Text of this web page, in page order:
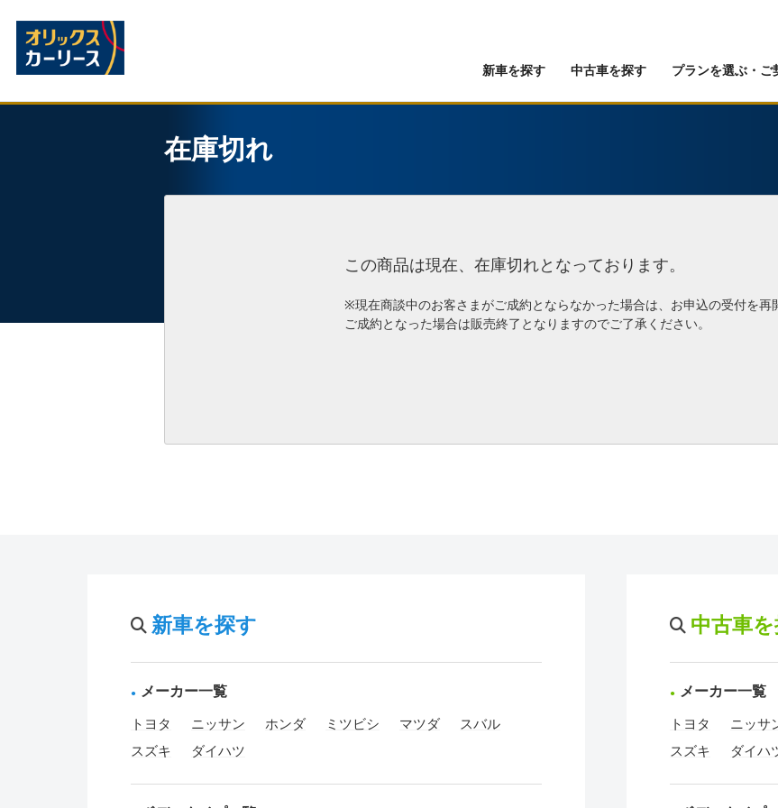
新車を探す 中古車を探す プランを選ぶ・ご
在庫切れ
この商品は現在、在庫切れとなっております。
※現在商談中のお客さまがご成約とならなかった場合は、お申込の受付を再
ご成約となった場合は販売終了となりますのでご了承ください。
新車を探す
メーカー一覧
トヨタ ニッサン ホンダ ミツビシ マツダ
スバル
スズキ
ダイハツ
中古車
メーカー一覧
トヨタ ニッサ
スズキ
ダイハ